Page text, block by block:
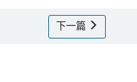
下一篇